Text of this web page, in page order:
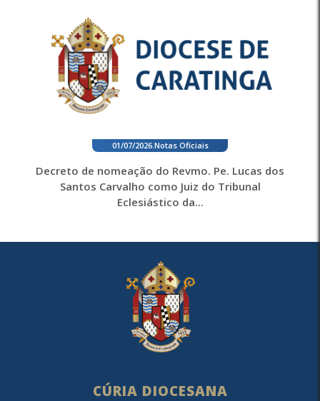
01/07/2026. Notas Oficiais
Decreto de nomeação do Revmo. Pe. Lucas dos
Santos Carvalho como Juiz do Tribunal
Eclesiástico da...
CÚRIA DIOCESANA